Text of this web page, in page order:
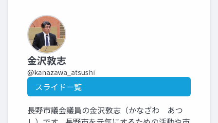
金沢敦志
@kanazawa_atsushi
スライド一覧
長野市議会議員の金沢敦志（かなざわ あつ